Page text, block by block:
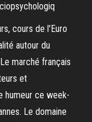
cours de l'Euro
autour du
marché français
et
humeur ce week-
Le domaine